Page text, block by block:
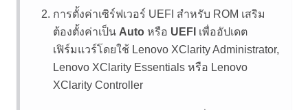
การตั้งค่าเซิร์ฟเวอร์ UEFI สำหรับ ROM เสริม
ต้องตั้งค่าเป็น Auto หรือ UEFI เพื่ออัปเดต
เฟิร์มแวร์โดยใช้ Lenovo XClarity Administrator,
Lenovo XClarity Essentials หรือ Lenovo
XClarity Controller